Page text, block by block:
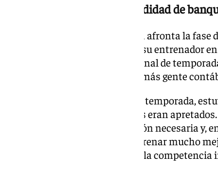
La importancia de la profundidad de
El BM Los Dólmenes Antequera afronta la fase
condiciones tal y como explicó su entrenador
del pasado lunes 4 de mayo.»A final de
nuestro, porque es cuando con más gente
Sí que, durante momentos de la temporada,
pocos entrenando y los partidos eran
siendo autocrítico, dar la rotación necesaria y,
contrario. Somos más, para entrenar mucho
entrenamiento también sube y la competencia